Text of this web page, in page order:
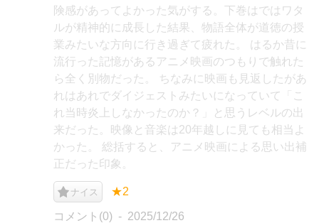
険感があってよかった気がする。下巻はではワタ
ルが精神的に成長した結果、物語全体が道徳の授
業みたいな方向に行き過ぎて疲れた。 はるか昔に
流行った記憶があるアニメ映画のつもりで触れた
ら全く別物だった。 ちなみに映画も見返したがあ
れはあれでダイジェストみたいになっていて「こ
れ当時炎上しなかったのか？」と思うレベルの出
来だった。映像と音楽は20年越しに見ても相当よ
かった。 総括すると、アニメ映画による思い出補
正だった印象。
ナイス ★2
コメント(0) 2025/12/26